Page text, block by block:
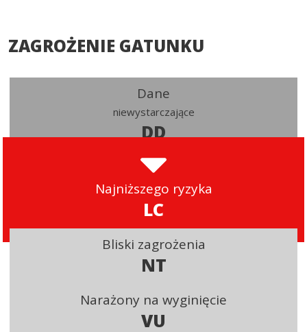
ZAGROŻENIE GATUNKU
Dane
niewystarczające
DD
Najniższego ryzyka
LC
Bliski zagrożenia
NT
Narażony na wyginięcie
VU